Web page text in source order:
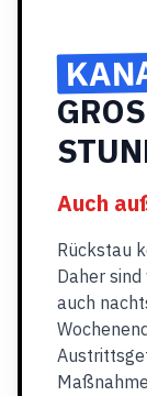
Auch
Rückstau
Daher
auch